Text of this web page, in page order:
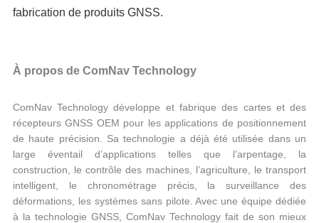
fabrication de produits GNSS.
À propos de ComNav Technology
ComNav Technology développe et fabrique des cartes et des
récepteurs GNSS OEM pour les applications de positionnement
de haute précision. Sa technologie a déjà été utilisée dans un
large éventail d’applications telles que l’arpentage, la
construction, le contrôle des machines, l’agriculture, le transport
intelligent, le chronométrage précis, la surveillance des
déformations, les systèmes sans pilote. Avec une équipe dédiée
à la technologie GNSS, ComNav Technology fait de son mieux